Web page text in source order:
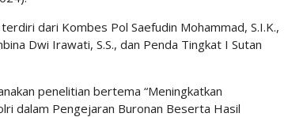
dari Kombes Pol Saefudin Mohammad, S.I.K.,
Dwi Irawati, S.S., dan Penda Tingkat I Sutan
penelitian bertema “Meningkatkan
dalam Pengejaran Buronan Beserta Hasil